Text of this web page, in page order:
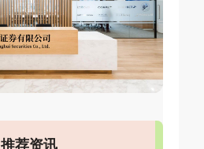
推荐资讯